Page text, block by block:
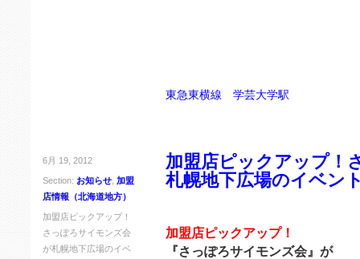
東急東横線 学芸大学駅
6月 19, 2012
Section: お知らせ, 加盟
店情報（北海道地方）
加盟店ピックアップ！
さっぽろサイモンズ会
が札幌地下広場のイベ
加盟店ピックアップ！
札幌地下広場のイベン
加盟店ピックアップ！
『さっぽろサイモンズ会』が